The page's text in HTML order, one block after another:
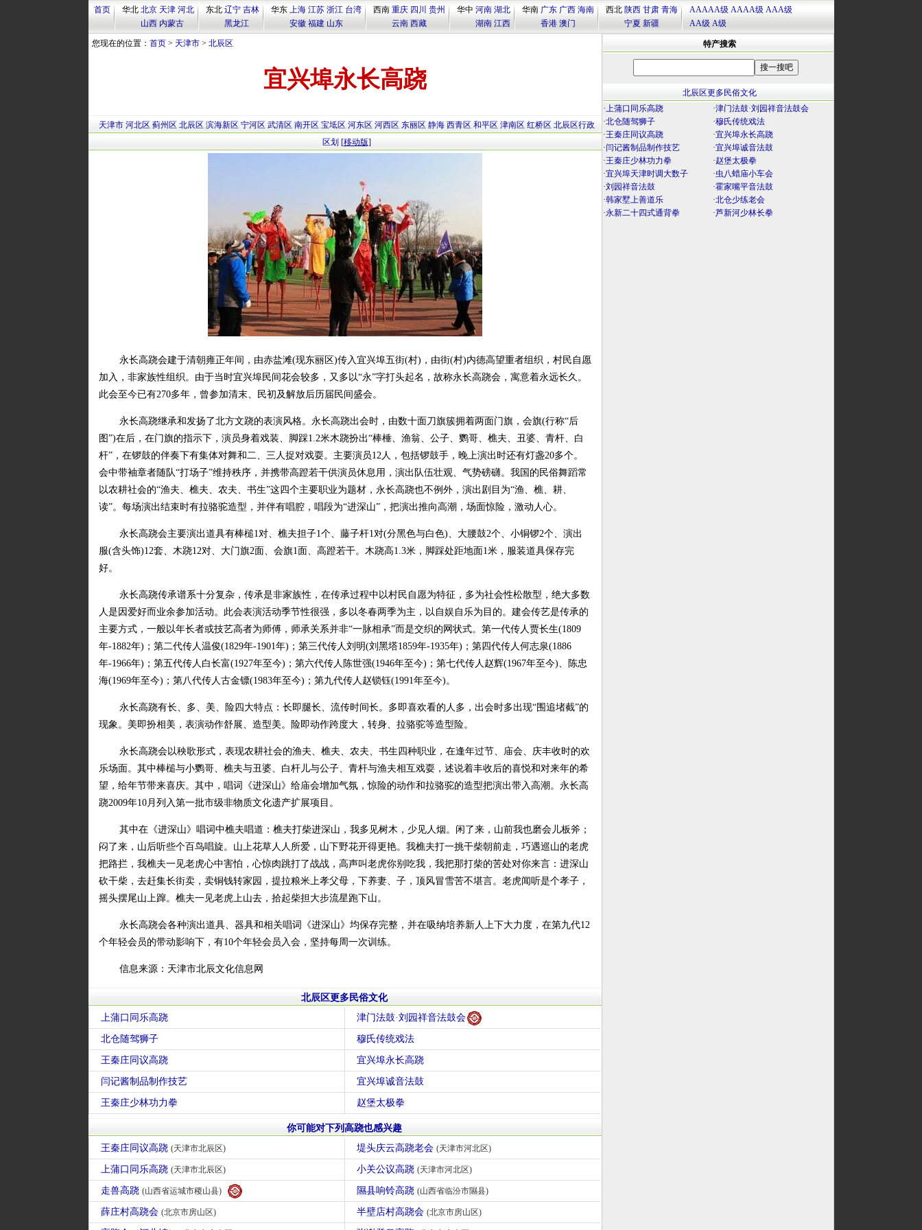
首页 华北 北京 天津 河北
山西 内蒙古
东北 辽宁 吉林
黑龙江
华东 上海 江苏 浙江 台湾
安徽 福建 山东
西南 重庆 四川 贵州
云南 西藏
华中 河南 湖北
湖南 江西
华南 广东 广西 海南
香港 澳门
西北 陕西 甘肃 青海
宁夏 新疆
AAAAA级 AAAA级 AAA级
AA级 A级
您现在的位置： 首页> 天津市> 北辰区
宜兴埠永长高跷
天津市 河北区 蓟州区 北辰区 滨海新区 宁河区 武清区 南开区 宝坻区 河东区 河西区 东丽区 静海 西青区 和平区 津南区 红桥区 北辰区行政
区划 [移动版]
永长高跷会建于清朝雍正年间，由赤盐滩(现东丽区)传入宜兴埠五街(村)，由街(村)内德高望重者组织，村民自愿
加入，非家族性组织。由于当时宜兴埠民间花会较多，又多以“永”字打头起名，故称永长高跷会，寓意着永远长久。
此会至今已有270多年，曾参加清末、民初及解放后历届民间盛会。
永长高跷继承和发扬了北方文跷的表演风格。永长高跷出会时，由数十面刀旗簇拥着两面门旗，会旗(行称“后
图”)在后，在门旗的指示下，演员身着戏装、脚踩1.2米木跷扮出“棒棰、渔翁、公子、鹦哥、樵夫、丑婆、青杆、白
杆”，在锣鼓的伴奏下有集体对舞和二、三人捉对戏耍。主要演员12人，包括锣鼓手，晚上演出时还有灯盏20多个。
会中带袖章者随队“打场子”维持秩序，并携带高蹬若干供演员休息用，演出队伍壮观、气势磅礴。我国的民俗舞蹈常
以农耕社会的“渔夫、樵夫、农夫、书生”这四个主要职业为题材，永长高跷也不例外，演出剧目为“渔、樵、耕、
读”。每场演出结束时有拉骆驼造型，并伴有唱腔，唱段为“进深山”，把演出推向高潮，场面惊险，激动人心。
永长高跷会主要演出道具有棒槌1对、樵夫担子1个、藤子杆1对(分黑色与白色)、大腰鼓2个、小铜锣2个、演出
服(含头饰)12套、木跷12对、大门旗2面、会旗1面、高蹬若干。木跷高1.3米，脚踩处距地面1米，服装道具保存完
好。
永长高跷传承谱系十分复杂，传承是非家族性，在传承过程中以村民自愿为特征，多为社会性松散型，绝大多数
人是因爱好而业余参加活动。此会表演活动季节性很强，多以冬春两季为主，以自娱自乐为目的。建会传艺是传承的
主要方式，一般以年长者或技艺高者为师傅，师承关系并非“一脉相承”而是交织的网状式。第一代传人贾长生(1809
年-1882年)；第二代传人温俊(1829年-1901年)；第三代传人刘明(刘黑塔1859年-1935年)；第四代传人何志泉(1886
年-1966年)；第五代传人白长富(1927年至今)；第六代传人陈世强(1946年至今)；第七代传人赵辉(1967年至今)、陈忠
海(1969年至今)；第八代传人古金镖(1983年至今)；第九代传人赵锁钰(1991年至今)。
永长高跷有长、多、美、险四大特点：长即腿长、流传时间长。多即喜欢看的人多，出会时多出现“围追堵截”的
现象。美即扮相美，表演动作舒展、造型美。险即动作跨度大，转身、拉骆驼等造型险。
永长高跷会以秧歌形式，表现农耕社会的渔夫、樵夫、农夫、书生四种职业，在逢年过节、庙会、庆丰收时的欢
乐场面。其中棒槌与小鹦哥、樵夫与丑婆、白杆儿与公子、青杆与渔夫相互戏耍，述说着丰收后的喜悦和对来年的希
望，给年节带来喜庆。其中，唱词《进深山》给庙会增加气氛，惊险的动作和拉骆驼的造型把演出带入高潮。永长高
跷2009年10月列入第一批市级非物质文化遗产扩展项目。
其中在《进深山》唱词中樵夫唱道：樵夫打柴进深山，我多见树木，少见人烟。闲了来，山前我也磨会儿板斧；
闷了来，山后听些个百鸟唱旋。山上花草人人所爱，山下野花开得更艳。我樵夫打一挑干柴朝前走，巧遇巡山的老虎
把路拦，我樵夫一见老虎心中害怕，心惊肉跳打了战战，高声叫老虎你别吃我，我把那打柴的苦处对你来言：进深山
砍干柴，去赶集长街卖，卖铜钱转家园，提拉粮米上孝父母，下养妻、子，顶风冒雪苦不堪言。老虎闻听是个孝子，
摇头摆尾山上蹿。樵夫一见老虎上山去，拾起柴担大步流星跑下山。
永长高跷会各种演出道具、器具和相关唱词《进深山》均保存完整，并在吸纳培养新人上下大力度，在第九代12
个年轻会员的带动影响下，有10个年轻会员入会，坚持每周一次训练。
信息来源：天津市北辰文化信息网
北辰区更多民俗文化
上蒲口同乐高跷
津门法鼓·刘园祥音法鼓会
北仓随驾狮子 穆氏传统戏法
王秦庄同议高跷 宜兴埠永长高跷
闫记酱制品制作技艺 宜兴埠诚音法鼓
王秦庄少林功力拳 赵堡太极拳
你可能对下列高跷也感兴趣
王秦庄同议高跷 (天津市北辰区) 堤头庆云高跷老会 (天津市河北区)
上蒲口同乐高跷 (天津市北辰区) 小关公议高跷 (天津市河北区)
走兽高跷 (山西省运城市稷山县) 隰县响铃高跷 (山西省临汾市隰县)
薛庄村高跷会 (北京市房山区) 半壁店村高跷会 (北京市房山区)
特产搜索
北辰区更多民俗文化
·上蒲口同乐高跷 ·津门法鼓·刘园祥音法鼓会
·北仓随驾狮子 ·穆氏传统戏法
·王秦庄同议高跷 ·宜兴埠永长高跷
·闫记酱制品制作技艺 ·宜兴埠诚音法鼓
·王秦庄少林功力拳 ·赵堡太极拳
·宜兴埠天津时调大数子 ·虫八蜡庙小车会
·刘园祥音法鼓 ·霍家嘴平音法鼓
·韩家墅上善道乐 ·北仓少练老会
·永新二十四式通背拳 ·芦新河少林长拳